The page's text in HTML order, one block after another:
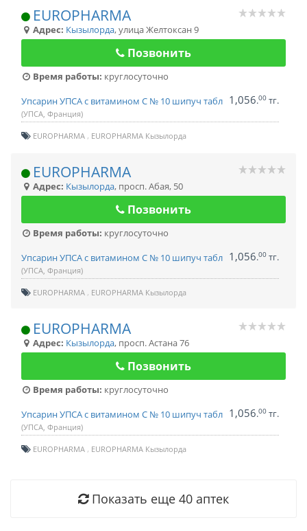
EUROPHARMA
Адрес: Кызылорда,улица Желтоксан 9
Позвонить
Время работы: круглосуточно
Упсарин УПСА с витамином С № 10 шипуч табл
(УПСА, Франция)
1,056.00 тг.
EUROPHARMA EUROPHARMA Кызылорда
EUROPHARMA
Адрес: Кызылорда, просп. Абая, 50
Позвонить
Время работы: круглосуточно
Упсарин УПСА с витамином С № 10 шипуч табл
(УПСА, Франция)
1,056.00 тг.
EUROPHARMA EUROPHARMA Кызылорда
EUROPHARMA
Адрес: Кызылорда, просп. Астана 76
Позвонить
Время работы: круглосуточно
Упсарин УПСА с витамином С № 10 шипуч табл
(УПСА, Франция)
1,056.00 тг.
EUROPHARMA EUROPHARMA Кызылорда
Показать еще 40 аптек